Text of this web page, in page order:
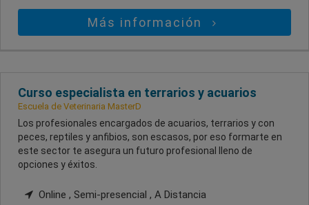
Más información
Curso especialista en terrarios y acuarios
Escuela de Veterinaria MasterD
Los profesionales encargados de acuarios, terrarios y con
peces, reptiles y anfibios, son escasos, por eso formarte en
este sector te asegura un futuro profesional lleno de
opciones y éxitos.
Online , Semi-presencial , A Distancia